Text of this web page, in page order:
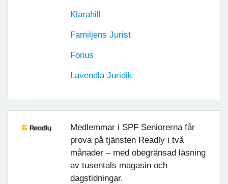
Klarahill
Familjens Jurist
Fonus
Lavendla Juridik
Medlemmar i SPF Seniorerna får
prova på tjänsten Readly i två
månader – med obegränsad läsning
av tusentals magasin och
dagstidningar.